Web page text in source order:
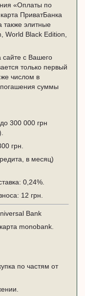
«Оплаты по
ПриватБанка
также элитные
World Black Edition,
с Вашего
только первый
числом в
суммы
300 000 грн
грн.
в месяц)
0,24%.
12 грн.
Bank
monobank.
по частям от